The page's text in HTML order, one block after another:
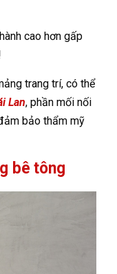
cao hơn gấp
trang trí, có thể
Lan, phần mối nối
bảo thẩm mỹ
bê tông